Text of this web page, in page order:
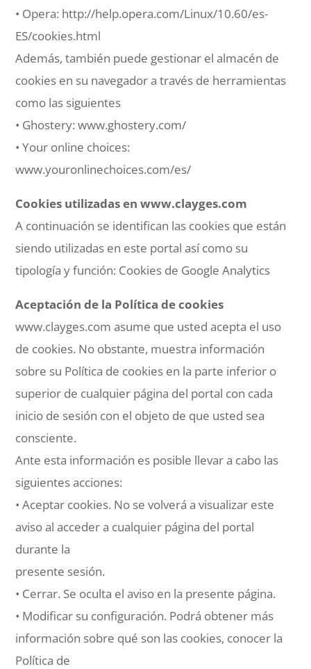
• Opera: http://help.opera.com/Linux/10.60/es-
ES/cookies.html
Además, también puede gestionar el almacén de
cookies en su navegador a través de herramientas
como las siguientes
• Ghostery: www.ghostery.com/
• Your online choices:
www.youronlinechoices.com/es/
Cookies utilizadas en www.clayges.com
A continuación se identifican las cookies que están
siendo utilizadas en este portal así como su
tipología y función: Cookies de Google Analytics
Aceptación de la Política de cookies
www.clayges.com asume que usted acepta el uso
de cookies. No obstante, muestra información
sobre su Política de cookies en la parte inferior o
superior de cualquier página del portal con cada
inicio de sesión con el objeto de que usted sea
consciente.
Ante esta información es posible llevar a cabo las
siguientes acciones:
• Aceptar cookies. No se volverá a visualizar este
aviso al acceder a cualquier página del portal
durante la
presente sesión.
• Cerrar. Se oculta el aviso en la presente página.
• Modificar su configuración. Podrá obtener más
información sobre qué son las cookies, conocer la
Política de